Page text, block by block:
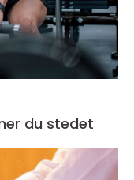
du stedet